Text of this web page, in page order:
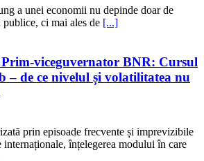
a unei economii nu depinde doar de
ci mai ales de [...]
viceguvernator BNR: Cursul
– de ce nivelul și volatilitatea nu
prin episoade frecvente și imprevizibile
înțelegerea modului în care